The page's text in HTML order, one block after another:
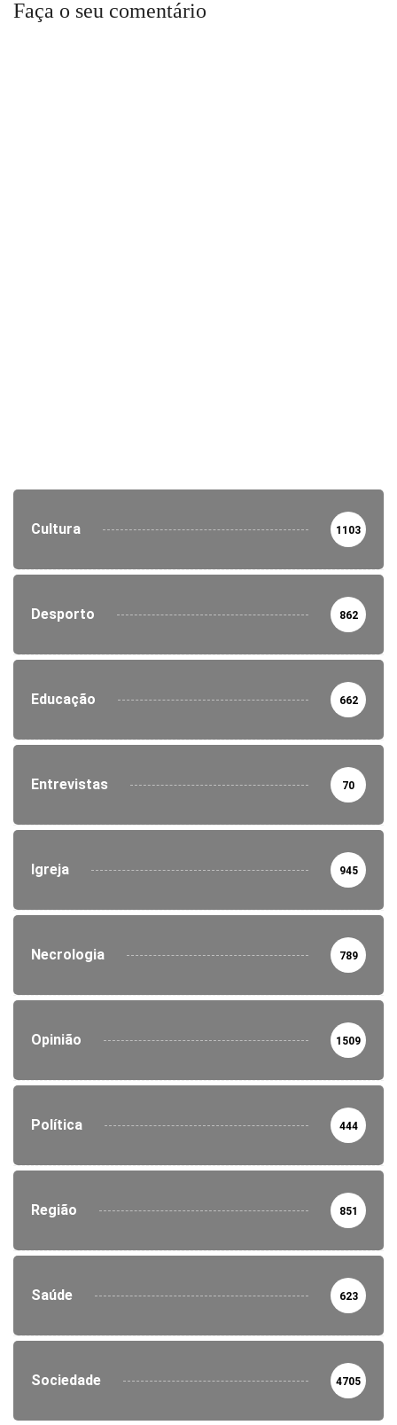
Faça o seu comentário
Cultura 1103
Desporto 862
Educação 662
Entrevistas 70
Igreja 945
Necrologia 789
Opinião 1509
Política 444
Região 851
Saúde 623
Sociedade 4705